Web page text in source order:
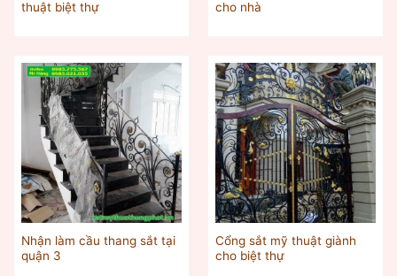
thuật biệt thự
cho nhà
Nhận làm cầu thang sắt tại
quận 3
Cổng sắt mỹ thuật giành
cho biệt thự